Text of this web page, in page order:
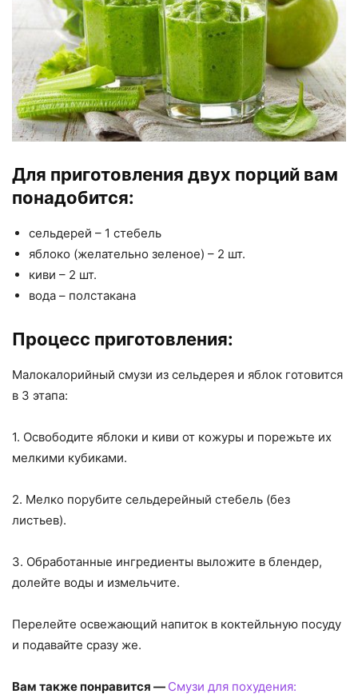
Для приготовления двух порций вам
понадобится:
сельдерей – 1 стебель
яблоко (желательно зеленое) – 2 шт.
киви – 2 шт.
вода – полстакана
Процесс приготовления:
Малокалорийный смузи из сельдерея и яблок готовится
в 3 этапа:
1. Освободите яблоки и киви от кожуры и порежьте их
мелкими кубиками.
2. Мелко порубите сельдерейный стебель (без
листьев).
3. Обработанные ингредиенты выложите в блендер,
долейте воды и измельчите.
Перелейте освежающий напиток в коктейльную посуду
и подавайте сразу же.
Вам также понравится — Смузи для похудения: